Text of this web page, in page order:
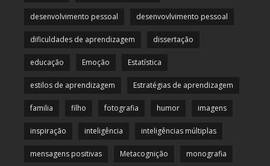
desenvolvimento pessoal desenvovlvimento pessoal
dificuldades de aprendizagem dissertação
educação Emoção Estatística
estilos de aprendizagem Estratégias de aprendizagem
familia filho fotografia humor imagens
inspiração inteligência inteligências múltiplas
mensagens positivas Metacognição monografia